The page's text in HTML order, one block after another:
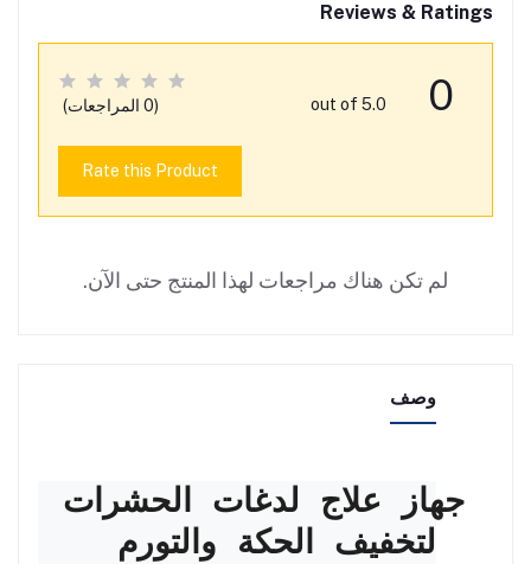
Reviews & Ratings
0
out of 5.0 (0 المراجعات)
Rate this Product
لم تكن هناك مراجعات لهذا المنتج حتى الآن.
وصف
جهاز علاج لدغات الحشرات
لتخفيف الحكة والتورم